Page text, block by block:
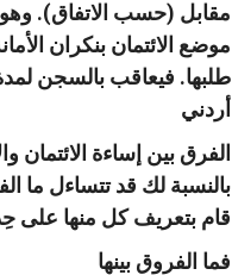
مقابل (حسب الاتفاق).
موضع الائتمان بنكران
طلبها. فيعاقب بالسجن
أردني
الفرق بين إساءة الائتمان
بالنسبة لك قد تتساءل ما
قام بتعريف كل منها على
فما الفروق بينها